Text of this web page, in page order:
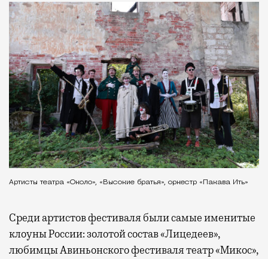
Артисты театра «Около», «Высокие братья», оркестр «Пакава Ить»
Среди артистов фестиваля были самые именитые
клоуны России: золотой состав «Лицедеев»,
любимцы Авиньонского фестиваля театр «Микос»,